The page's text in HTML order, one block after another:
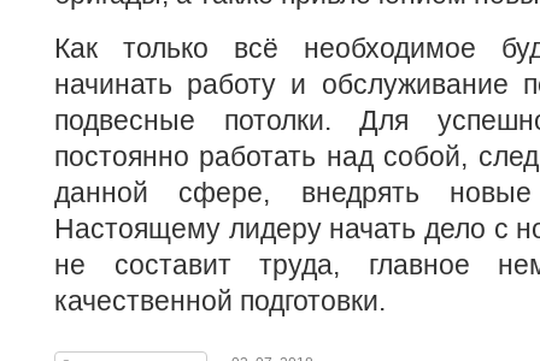
Как только всё необходимое
начинать работу и обслуживание
подвесные потолки. Для
постоянно работать над собой,
данной сфере, внедрять
Настоящему лидеру начать дело с
не составит труда, главное
качественной подготовки.